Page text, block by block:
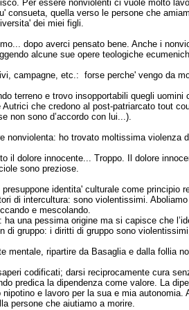
Per essere nonviolenti ci vuole molto
consueta, quella verso le persone che
dei miei figli.
dopo averci pensato bene. Anche i
alcune sue opere teologiche
campagne, etc.: forse perche' vengo da
terreno e trovo insopportabili quegli
che credono al post-patriarcato tout
non sono d’accordo con lui...).
ho trovato moltissima violenza
il dolore innocente... Troppo. Il dolore
sono preziose.
identita' culturale come
di intercultura: sono violentissimi.
e mescolando.
una pessima origine ma si capisce che
di gruppo: i diritti di gruppo sono
mentale, ripartire da Basaglia e dalla follia
codificati; darsi reciprocamente cura
predica la dipendenza come valore. La
e lavoro per la sua e mia
persone che aiutiamo a morire.